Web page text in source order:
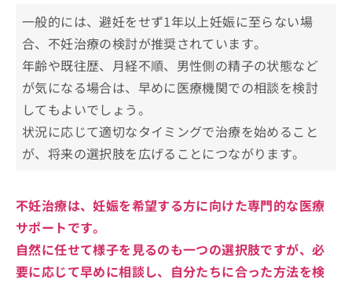
検査を受けるタイミングの目安は？
不妊治療についてのよくある質問10選！
まとめ：福岡県で評判の不妊治療におすすめの
クリニック10選
一般的には、避妊をせず1年以上妊娠に至らない場
合、不妊治療の検討が推奨されています。
年齢や既往歴、月経不順、男性側の精子の状態など
が気になる場合は、早めに医療機関での相談を検討
してもよいでしょう。
状況に応じて適切なタイミングで治療を始めること
が、将来の選択肢を広げることにつながります。
不妊治療は、妊娠を希望する方に向けた専門的な医療
サポートです。
自然に任せて様子を見るのも一つの選択肢ですが、必
要に応じて早めに相談し、自分たちに合った方法を検